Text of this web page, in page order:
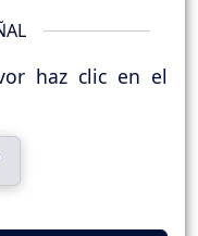
haz clic en el